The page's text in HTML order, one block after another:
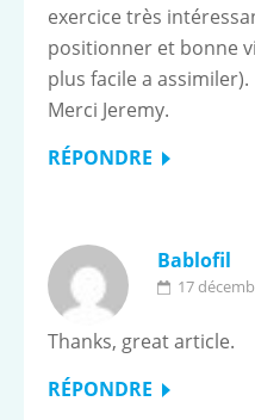
exercice très
positionner et bonne
plus facile a assimiler).
Merci Jeremy.
RÉPONDRE
Bablofil
17
Thanks, great article.
RÉPONDRE